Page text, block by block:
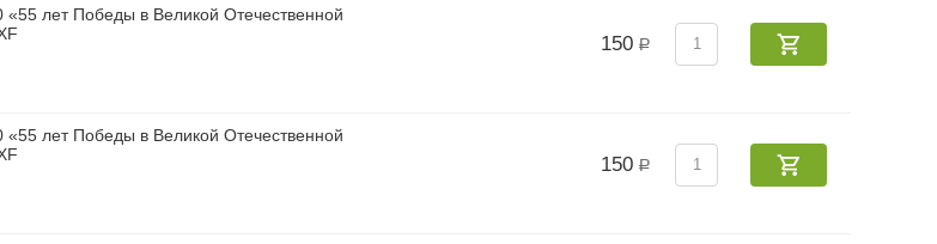
«55 лет Победы в Великой Отечественной
150 Р
«55 лет Победы в Великой Отечественной
150 Р